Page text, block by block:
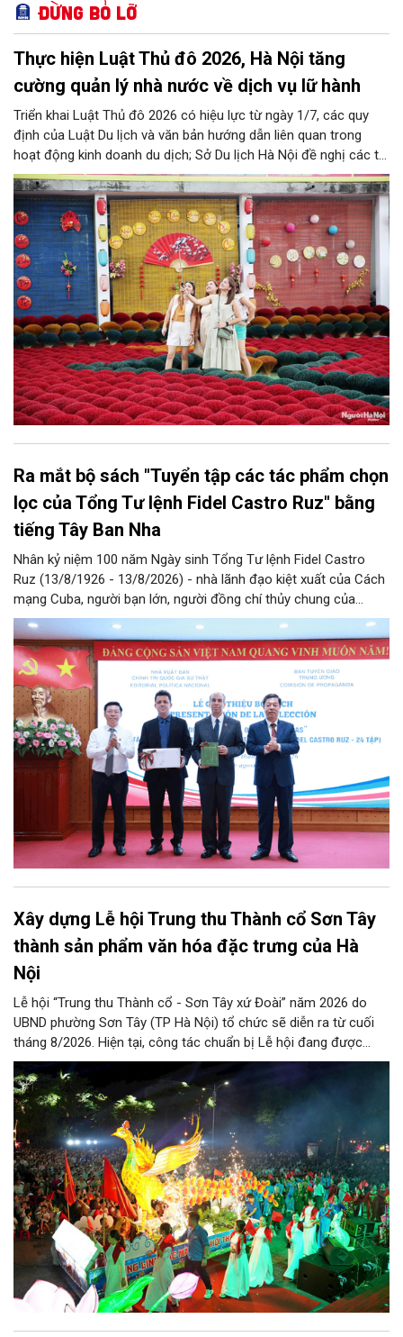
Đừng bỏ lỡ
Thực hiện Luật Thủ đô 2026, Hà Nội tăng
cường quản lý nhà nước về dịch vụ lữ hành
Triển khai Luật Thủ đô 2026 có hiệu lực từ ngày 1/7, các quy
định của Luật Du lịch và văn bản hướng dẫn liên quan trong
hoạt động kinh doanh du dịch; Sở Du lịch Hà Nội đề nghị các tổ
chức, đơn vị, doanh nghiệp kinh doanh dịch vụ lữ hành trên địa
bàn thành phố thực hiện một số nội dung quan trọng. Qua đó
góp phần thực hiện thắng lợi các mục tiêu phát triển du lịch Hà
Nội năm 2026 và giai đoạn tiếp theo.
Ra mắt bộ sách "Tuyển tập các tác phẩm chọn
lọc của Tổng Tư lệnh Fidel Castro Ruz" bằng
tiếng Tây Ban Nha
Nhân kỷ niệm 100 năm Ngày sinh Tổng Tư lệnh Fidel Castro
Ruz (13/8/1926 - 13/8/2026) - nhà lãnh đạo kiệt xuất của Cách
mạng Cuba, người bạn lớn, người đồng chí thủy chung của
Đảng, Nhà nước và nhân dân Việt Nam, chiều 5/8, tại Hà Nội,
Nhà xuất bản Chính trị quốc gia Sự thật phối hợp với Ban Tuyên
giáo Trung ương tổ chức Lễ giới thiệu bộ sách “Tuyển tập các
tác phẩm chọn lọc của Tổng Tư lệnh Fidel Castro Ruz” gồm 24
tập bằng tiếng Tây Ban Nha.
Xây dựng Lễ hội Trung thu Thành cổ Sơn Tây
thành sản phẩm văn hóa đặc trưng của Hà
Nội
Lễ hội “Trung thu Thành cổ - Sơn Tây xứ Đoài” năm 2026 do
UBND phường Sơn Tây (TP Hà Nội) tổ chức sẽ diễn ra từ cuối
tháng 8/2026. Hiện tại, công tác chuẩn bị Lễ hội đang được
chính quyền phường Sơn Tây cùng các phòng, ban, ngành, đơn
vị và 25 tổ dân phố khẩn trương triển khai, tạo khí thế sôi nổi,
sẵn sàng mang đến cho Nhân dân và du khách một mùa Trung
thu quy mô, đặc sắc và giàu bản sắc văn hóa xứ Đoài.